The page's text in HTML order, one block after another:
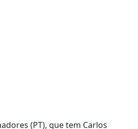
(PT), que tem Carlos